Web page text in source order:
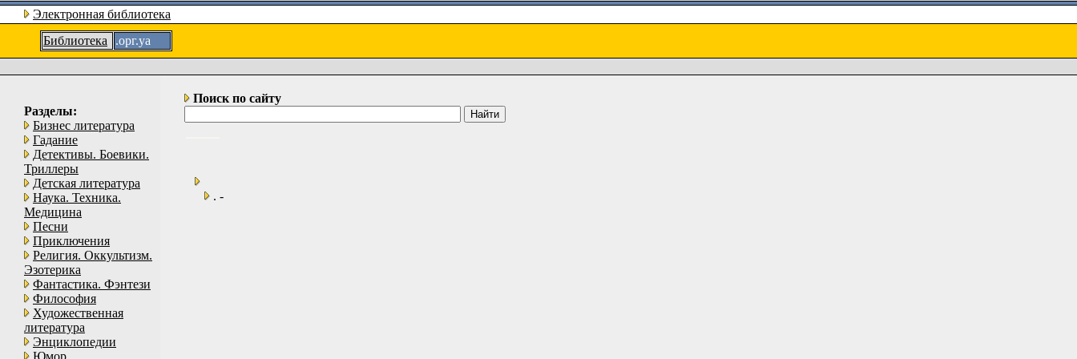
Электронная библиотека
Библиотека
.орг.уа
Разделы:
Бизнес литература
Гадание
Детективы. Боевики.
Триллеры
Детская литература
Наука. Техника.
Медицина
Песни
Приключения
Религия. Оккультизм.
Эзотерика
Фантастика. Фэнтези
Философия
Художественная
литература
Энциклопедии
Юмор
Поиск по сайту
. -